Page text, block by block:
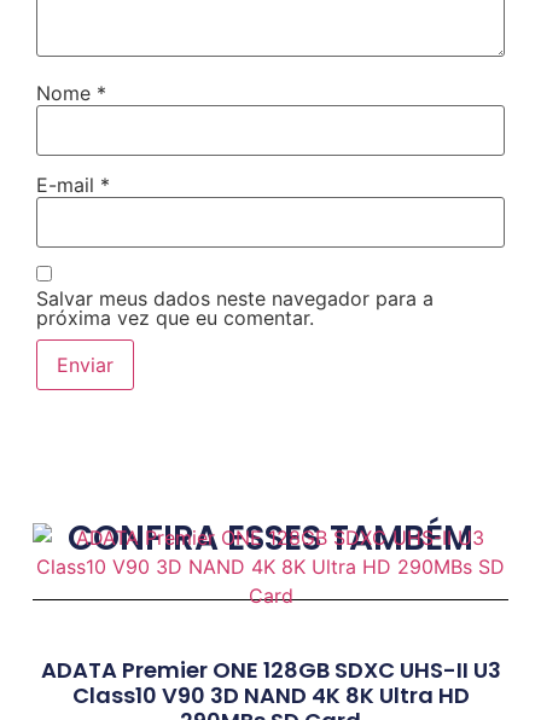
Nome *
E-mail *
Salvar meus dados neste navegador para a
próxima vez que eu comentar.
CONFIRA ESSES TAMBÉM
ADATA Premier ONE 128GB SDXC UHS-II U3
Class10 V90 3D NAND 4K 8K Ultra HD